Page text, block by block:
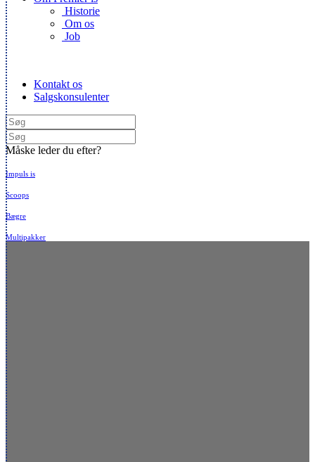
Historie
Om os
Job
Kontakt os
Salgskonsulenter
Måske leder du efter?
Impuls is
Scoops
Bægre
Multipakker